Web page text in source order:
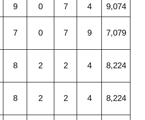
9 0 7 4 9,074
7 0 7 9 7,079
8 2 2 4 8,224
8 2 2 4 8,224